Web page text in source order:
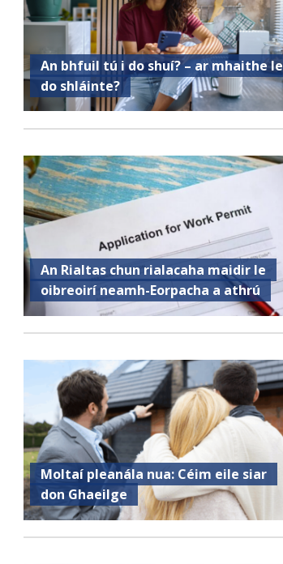
An bhfuil tú i do shuí? – ar mhaithe le
do shláinte?
An Rialtas chun rialacaha maidir le
oibreoirí neamh-Eorpacha a athrú
Moltaí pleanála nua: Céim eile siar
don Ghaeilge